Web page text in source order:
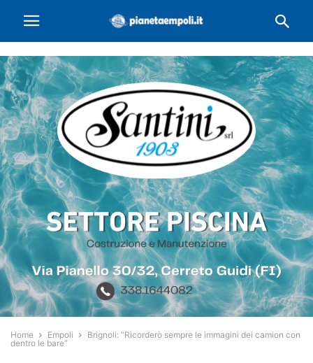
Home Empoli
Brignoli: “Ricorderò sempre le immagini dei camion con
dentro le bare”